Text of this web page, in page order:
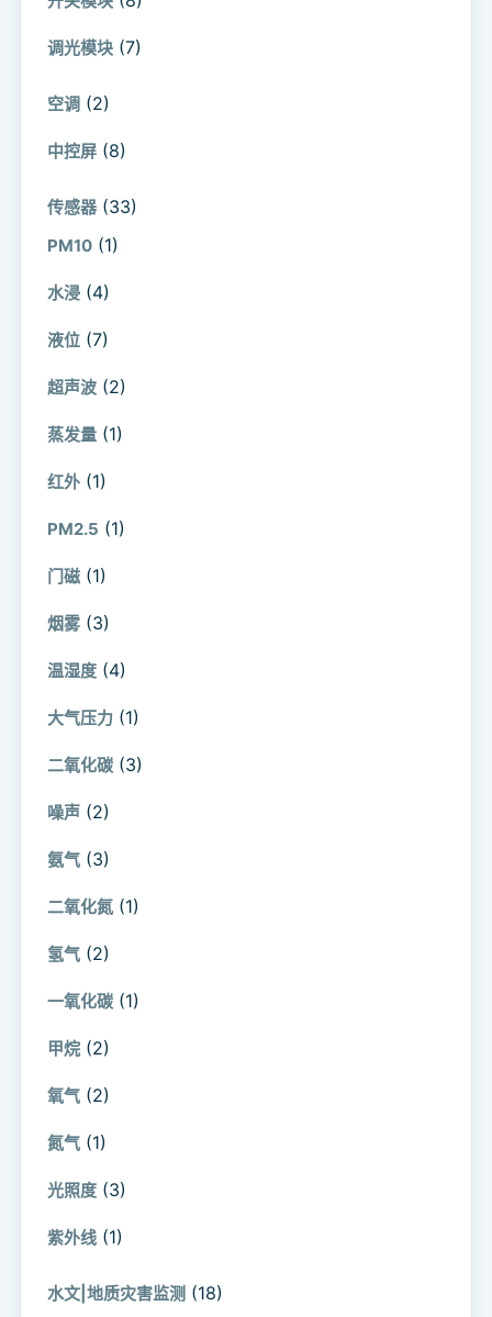
调光模块 (7)
空调 (2)
中控屏 (8)
传感器 (33)
PM10 (1)
水浸 (4)
液位 (7)
超声波 (2)
蒸发量 (1)
红外 (1)
PM2.5 (1)
门磁 (1)
烟雾 (3)
温湿度 (4)
大气压力 (1)
二氧化碳 (3)
噪声 (2)
氨气 (3)
二氧化氮 (1)
氢气 (2)
一氧化碳 (1)
甲烷 (2)
氧气 (2)
氮气 (1)
光照度 (3)
紫外线 (1)
水文|地质灾害监测 (18)